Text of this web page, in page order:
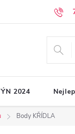
2024
Body KŘÍDLA